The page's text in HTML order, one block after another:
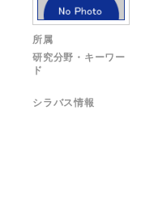
所属
研究分野・キーワー
ド
シラバス情報